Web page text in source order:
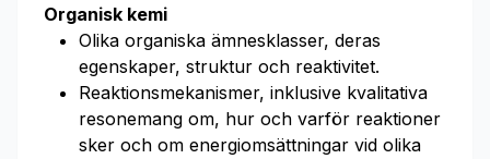
Organisk kemi
Olika organiska ämnesklasser, deras
egenskaper, struktur och reaktivitet.
Reaktionsmekanismer, inklusive kvalitativa
resonemang om, hur och varför reaktioner
sker och om energiomsättningar vid olika